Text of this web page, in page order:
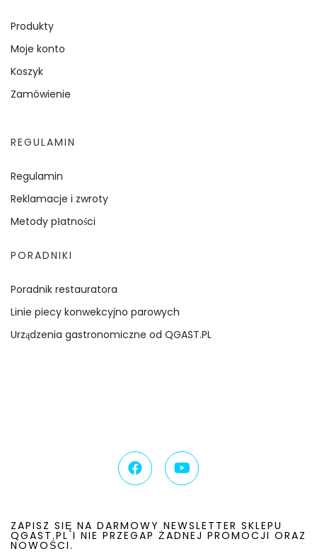
Produkty
Moje konto
Koszyk
Zamówienie
REGULAMIN
Regulamin
Reklamacje i zwroty
Metody płatności
PORADNIKI
Poradnik restauratora
Linie piecy konwekcyjno parowych
Urządzenia gastronomiczne od QGAST.PL
ZAPISZ SIĘ NA DARMOWY NEWSLETTER SKLEPU
QGAST.PL I NIE PRZEGAP ŻADNEJ PROMOCJI ORAZ
NOWOŚCI.